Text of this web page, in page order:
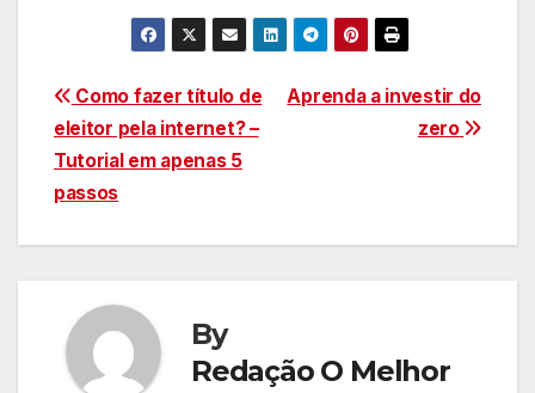
Navegação
de
Post
Aprenda a investir do
zero
Como fazer título de
eleitor pela internet? –
Tutorial em apenas 5
passos
By
Redação O Melhor